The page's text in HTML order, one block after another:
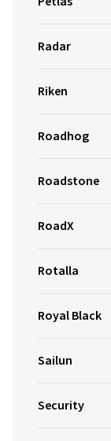
Radar
Riken
Roadhog
Roadstone
RoadX
Rotalla
Royal Black
Sailun
Security